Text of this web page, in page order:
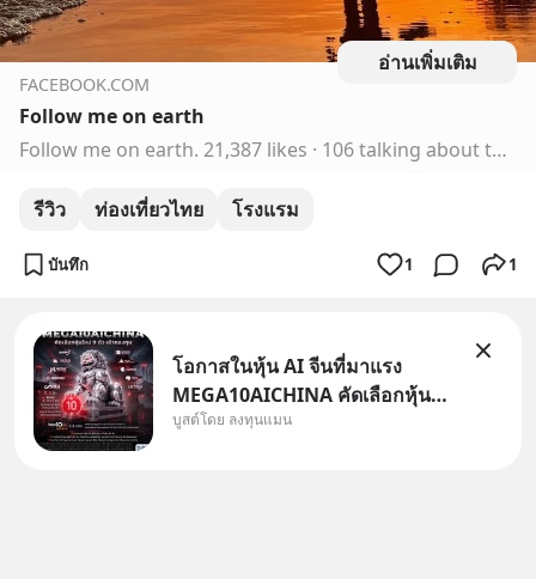
อ่านเพิ่มเติม
FACEBOOK.COM
Follow me on earth
Follow me on earth. 21,387 likes · 106 talking about this. รีวิวที่พัก ที่กิน ที่เที่ยวสวยๆ ทั้งในและนอกประเทศ เดินทางไปกับเรากันนะ
รีวิว ท่องเที่ยวไทย โรงแรม
บันทึก 1 1
โอกาสในหุ้น AI จีนที่มาแรง
MEGA10AICHINA คัดเลือกหุ้น
ใหม่ 9 ตัว เข้ากองทุน.. ครอบคลุม
บูสต์โดย ลงทุนแมน